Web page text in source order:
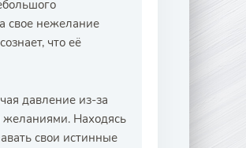
свое нежелание
что её
давление из-за
Находясь
свои истинные